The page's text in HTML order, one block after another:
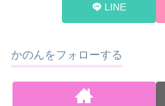
LINE
かのんをフォローする